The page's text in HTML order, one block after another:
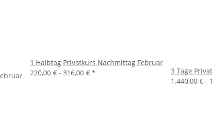
1 Halbtag Privatkurs Nachmittag Februar
220,00 € - 316,00 € *
3 Tage
1.440,00 € -